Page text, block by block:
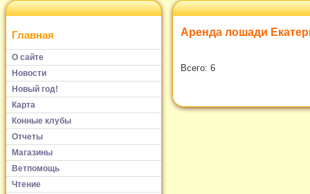
Главная
О сайте
Новости
Новый год!
Карта
Конные клубы
Отчеты
Магазины
Ветпомощь
Чтение
Аренда лошади
Всего: 6